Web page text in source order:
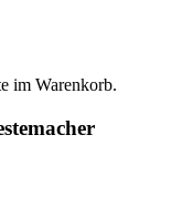
im Warenkorb.